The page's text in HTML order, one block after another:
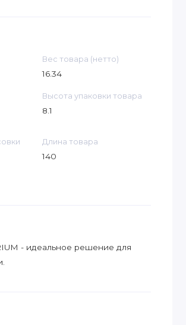
Вес товара (нетто)
16.34
Высота упаковки товара
8.1
Длина товара
140
- идеальное решение для